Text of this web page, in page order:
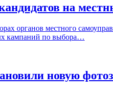
на
органов местного
кампаний по выбора…
новую